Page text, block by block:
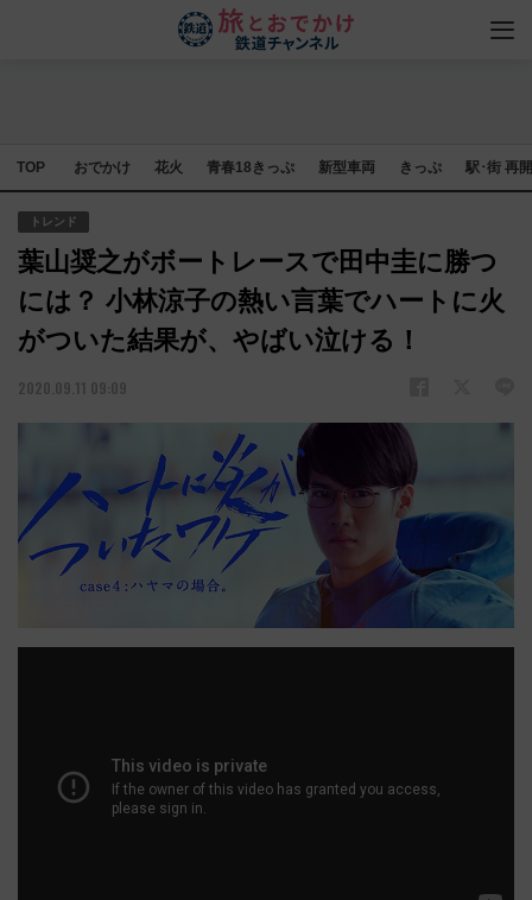
TOP おでかけ 花火 青春18きっぷ 新型車両 きっぷ 駅･街 再
トレンド
葉山奨之がボートレースで田中圭に勝つ
には？ 小林涼子の熱い言葉でハートに火
がついた結果が、やばい泣ける！
2020.09.11 09:09